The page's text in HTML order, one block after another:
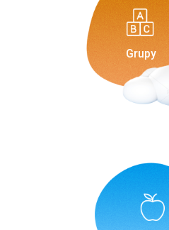
Grupy